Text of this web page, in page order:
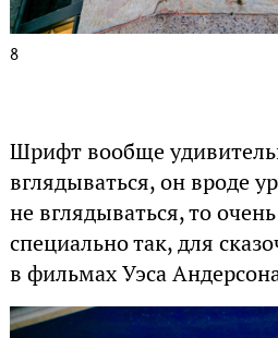
8
Шрифт вообще
вглядываться, он вроде
не вглядываться, то
специально так, для
в фильмах Уэса